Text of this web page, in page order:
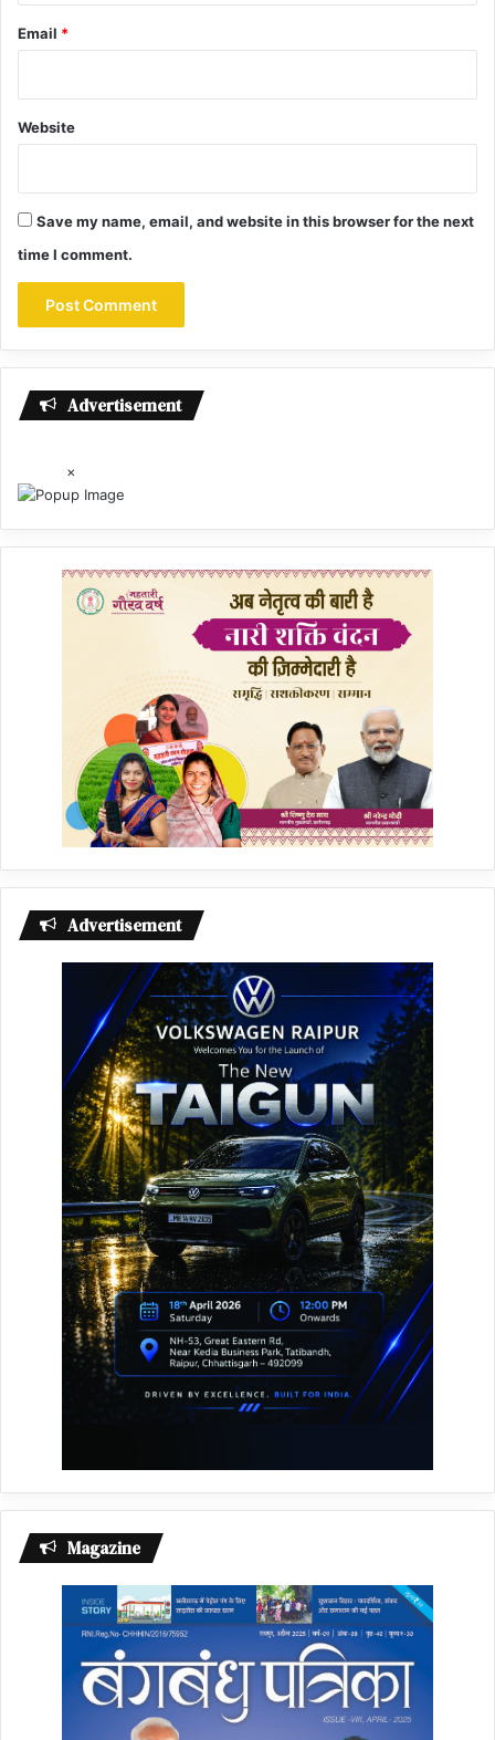
Email *
Website
Save my name, email, and website in this browser for the next
time I comment.
Advertisement
×
Advertisement
Magazine